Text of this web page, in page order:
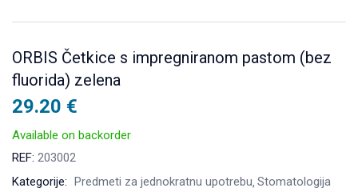
ORBIS Četkice s impregniranom pastom (bez
fluorida) zelena
29.20 €
Available on backorder
REF: 203002
Kategorije: Predmeti za jednokratnu upotrebu Stomatologija